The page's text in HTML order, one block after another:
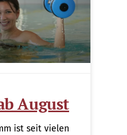
August
ist seit vielen